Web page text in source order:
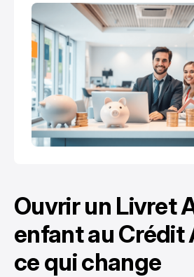
Ouvrir un Livret
enfant au Crédit
ce qui change